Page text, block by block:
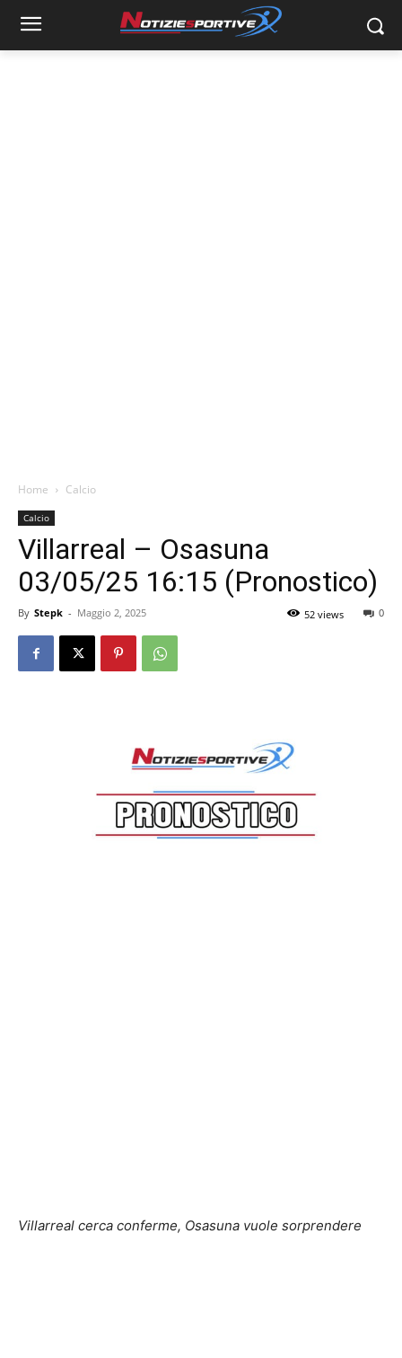
Home Calcio
Calcio
Villarreal – Osasuna
03/05/25 16:15 (Pronostico)
By Stepk - Maggio 2, 2025 0
52 views
Villarreal cerca conferme, Osasuna vuole sorprendere